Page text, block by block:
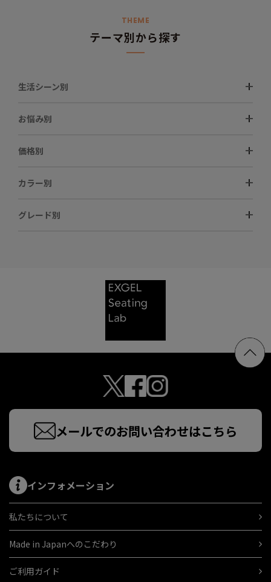
THEME
テーマ別から探す
生活シーン別
お悩み別
価格別
カラー別
グレード別
メールでのお問い合わせはこちら
インフォメーション
私たちについて
Made in Japanへのこだわり
ご利用ガイド